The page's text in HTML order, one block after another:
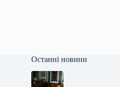
Останні новини